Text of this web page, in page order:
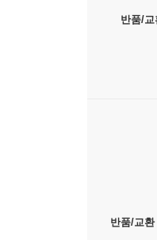
1. 타인이라
2. 내면의
1. 의식의
2. 박제된
반품/
반품/교